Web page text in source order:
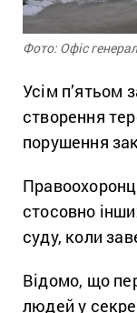
Фото: Офіс
Усім п’ятьом
створення
порушення
стосовно
суду, коли
Відомо, що
людей у